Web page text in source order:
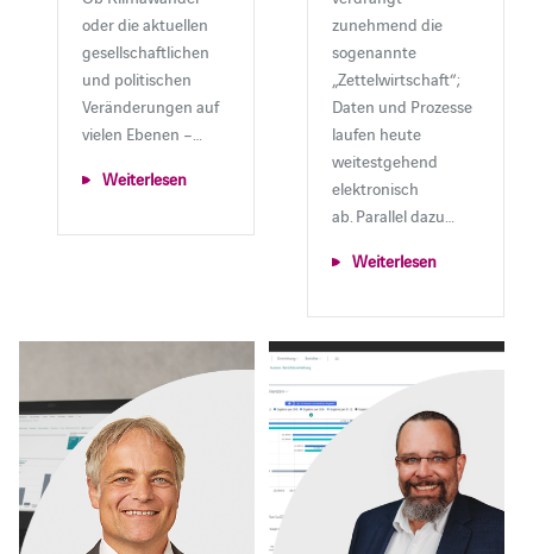
oder die aktuellen
gesellschaftlichen
und politischen
Veränderungen auf
vielen Ebenen –…
Weiterlesen
zunehmend die
sogenannte
„Zettelwirtschaft“;
Daten und Prozesse
laufen heute
weitestgehend
elektronisch
ab. Parallel dazu…
Weiterlesen